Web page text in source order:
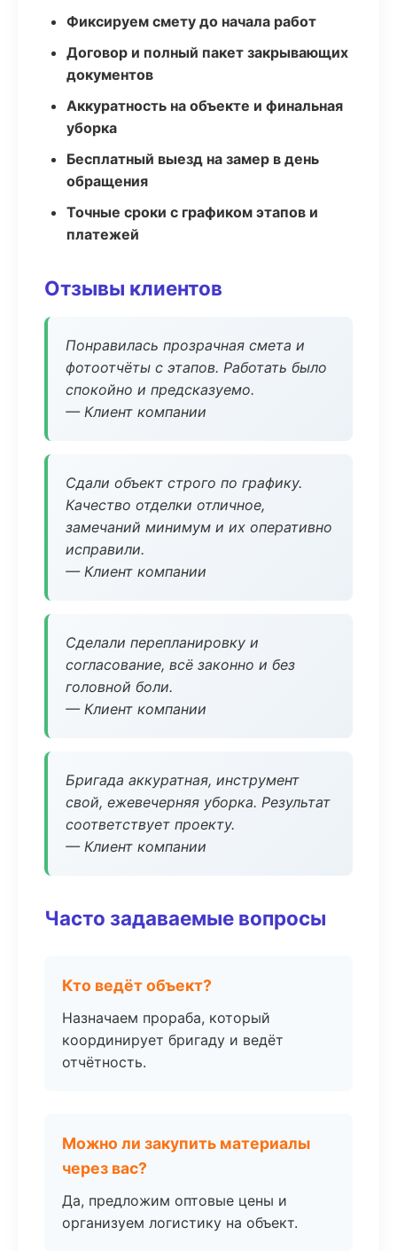
Фиксируем смету до начала работ
Договор и полный пакет закрывающих
документов
Аккуратность на объекте и финальная
уборка
Бесплатный выезд на замер в день
обращения
Точные сроки с графиком этапов и
платежей
Отзывы клиентов
Понравилась прозрачная смета и
фотоотчёты с этапов. Работать было
спокойно и предсказуемо.
— Клиент компании
Сдали объект строго по графику.
Качество отделки отличное,
замечаний минимум и их оперативно
исправили.
— Клиент компании
Сделали перепланировку и
согласование, всё законно и без
головной боли.
— Клиент компании
Бригада аккуратная, инструмент
свой, ежевечерняя уборка. Результат
соответствует проекту.
— Клиент компании
Часто задаваемые вопросы
Кто ведёт объект?
Назначаем прораба, который
координирует бригаду и ведёт
отчётность.
Можно ли закупить материалы
через вас?
Да, предложим оптовые цены и
организуем логистику на объект.